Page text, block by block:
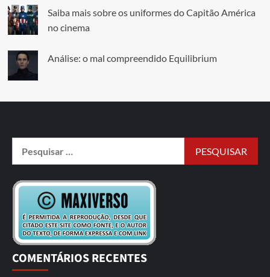
Saiba mais sobre os uniformes do Capitão América
no cinema
Análise: o mal compreendido Equilibrium
COMENTÁRIOS RECENTES